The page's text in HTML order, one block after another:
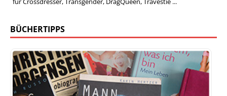
BÜCHERTIPPS